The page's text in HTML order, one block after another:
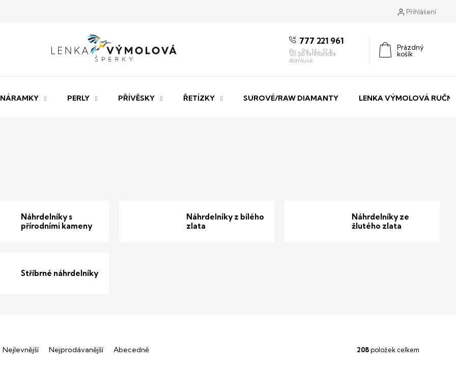
Přihlášení
777 221 961
Nákupní
košík
Prázdný
košík
NÁRAMKY PERLY PŘÍVĚSKY ŘETÍZKY SUROVÉ/RAW DIAMANTY LENKA VÝMOLOVÁ
Náhrdelníky s
přírodními kameny
Náhrdelníky z bílého
zlata
Náhrdelníky ze
žlutého zlata
Stříbrné náhrdelníky
Nejlevnější Nejprodávanější Abecedně 208položek celkem